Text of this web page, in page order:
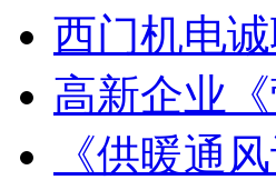
西门机电
高新企业
《供暖通